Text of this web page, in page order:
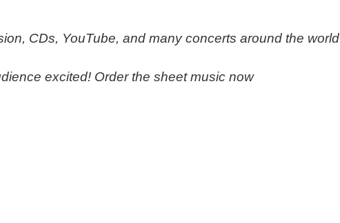
CDs, YouTube, and many concerts around the world
excited! Order the sheet music now